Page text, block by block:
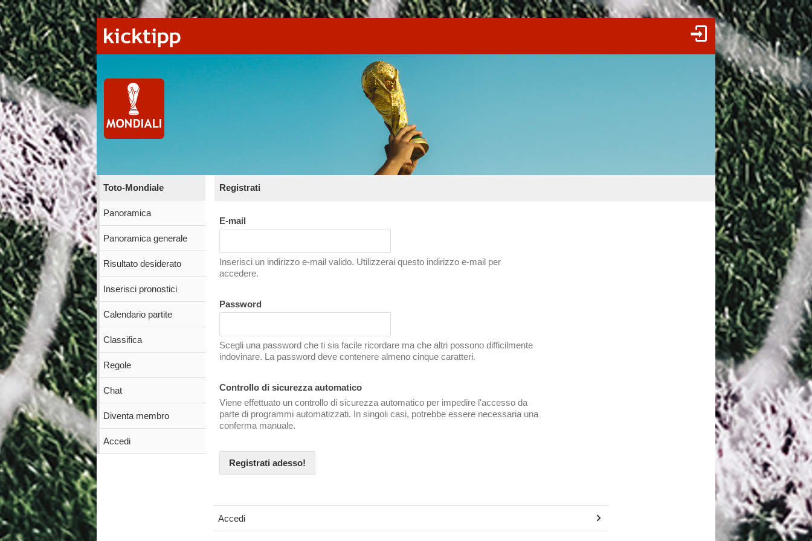
Toto-Mondiale
Panoramica
Panoramica generale
Risultato desiderato
Inserisci pronostici
Calendario partite
Classifica
Regole
Chat
Diventa membro
Accedi
Registrati
E-mail
Inserisci un indirizzo e-mail valido. Utilizzerai questo indirizzo e-mail per
accedere.
Password
Scegli una password che ti sia facile ricordare ma che altri possono difficilmente
indovinare. La password deve contenere almeno cinque caratteri.
Controllo di sicurezza automatico
Viene effettuato un controllo di sicurezza automatico per impedire l'accesso da
parte di programmi automatizzati. In singoli casi, potrebbe essere necessaria una
conferma manuale.
Registrati adesso!
Accedi